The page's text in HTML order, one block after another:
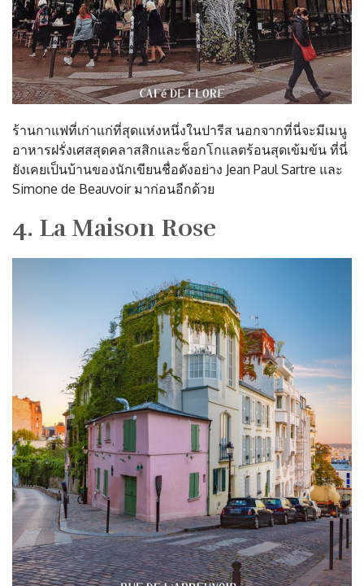
ร้านกาแฟที่เก่าแก่ที่สุดแห่งหนึ่งในปารีส นอกจากที่นี่จะมีเมนู
อาหารฝรั่งเศสสุดคลาสสิกและช็อกโกแลตร้อนสุดเข้มข้น ที่นี่
ยังเคยเป็นบ้านของนักเขียนชื่อดังอย่าง Jean Paul Sartre และ
Simone de Beauvoir มาก่อนอีกด้วย
4. La Maison Rose